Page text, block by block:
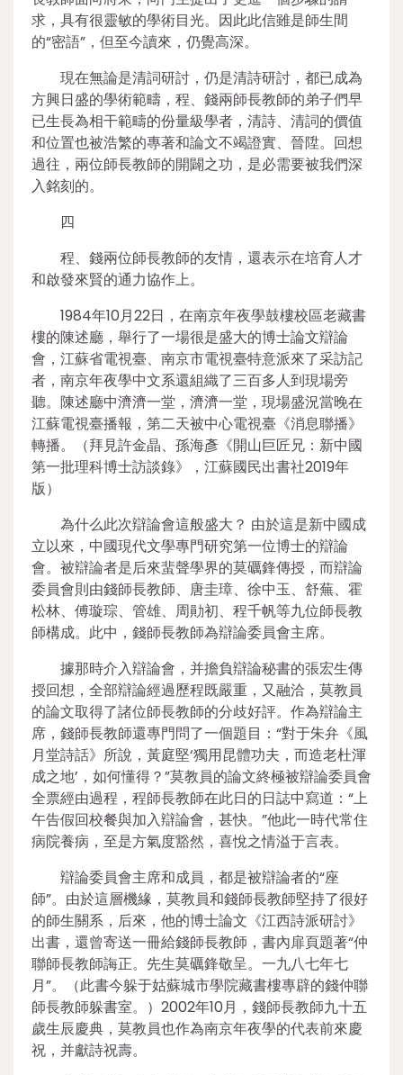
求，具有很靈敏的學術目光。因此此信雖是師生間
的“密語”，但至今讀來，仍覺高深。
現在無論是清詞研討，仍是清詩研討，都已成為
方興日盛的學術範疇，程、錢兩師長教師的弟子們早
已生長為相干範疇的份量級學者，清詩、清詞的價值
和位置也被浩繁的專著和論文不竭證實、晉陞。回想
過往，兩位師長教師的開闢之功，是必需要被我們深
入銘刻的。
四
程、錢兩位師長教師的友情，還表示在培育人才
和啟發來賢的通力協作上。
1984年10月22日，在南京年夜學鼓樓校區老藏書
樓的陳述廳，舉行了一場很是盛大的博士論文辯論
會，江蘇省電視臺、南京市電視臺特意派來了采訪記
者，南京年夜學中文系還組織了三百多人到現場旁
聽。陳述廳中濟濟一堂，濟濟一堂，現場盛況當晚在
江蘇電視臺播報，第二天被中心電視臺《消息聯播》
轉播。（拜見許金晶、孫海彥《開山巨匠兄：新中國
第一批理科博士訪談錄》，江蘇國民出書社2019年
版）
為什么此次辯論會這般盛大？ 由於這是新中國成
立以來，中國現代文學專門研究第一位博士的辯論
會。被辯論者是后來蜚聲學界的莫礪鋒傳授，而辯論
委員會則由錢師長教師、唐圭璋、徐中玉、舒蕪、霍
松林、傅璇琮、管雄、周勛初、程千帆等九位師長教
師構成。此中，錢師長教師為辯論委員會主席。
據那時介入辯論會，并擔負辯論秘書的張宏生傳
授回想，全部辯論經過歷程既嚴重，又融洽，莫教員
的論文取得了諸位師長教師的分歧好評。作為辯論主
席，錢師長教師還專門問了一個題目：“對于朱弁《風
月堂詩話》所說，黃庭堅‘獨用昆體功夫，而造老杜渾
成之地’，如何懂得？”莫教員的論文終極被辯論委員會
全票經由過程，程師長教師在此日的日誌中寫道：“上
午告假回校餐與加入辯論會，甚快。”他此一時代常住
病院養病，至是方氣度豁然，喜悅之情溢于言表。
辯論委員會主席和成員，都是被辯論者的“座
師”。由於這層機緣，莫教員和錢師長教師堅持了很好
的師生關系，后來，他的博士論文《江西詩派研討》
出書，還曾寄送一冊給錢師長教師，書內扉頁題著“仲
聯師長教師誨正。先生莫礪鋒敬呈。一九八七年七
月”。（此書今躲于姑蘇城市學院藏書樓專辟的錢仲聯
師長教師躲書室。）2002年10月，錢師長教師九十五
歲生辰慶典，莫教員也作為南京年夜學的代表前來慶
祝，并獻詩祝壽。